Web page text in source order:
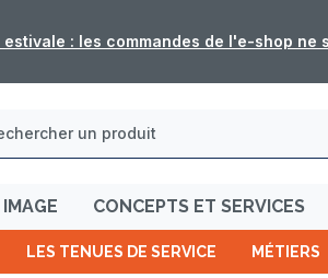
estivale : les commandes de l'e-shop ne
CONCEPTS ET SERVICES
LES TENUES DE SERVICE MÉTIERS